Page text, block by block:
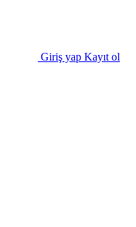
Giriş yap Kayıt ol